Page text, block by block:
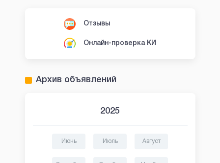
Отзывы
Онлайн-проверка КИ
Архив объявлений
2025
Июнь Июль Август